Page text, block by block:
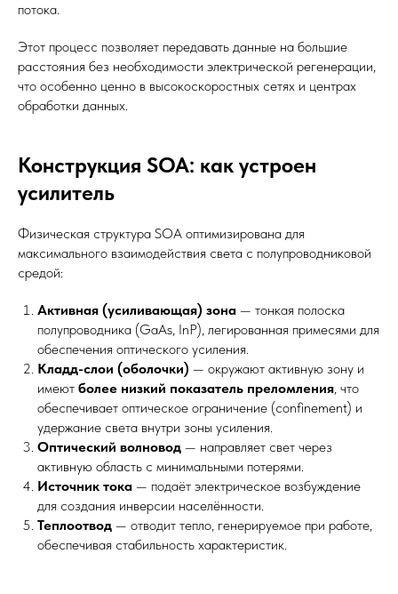
потока.
Этот процесс позволяет передавать данные на большие
расстояния без необходимости электрической регенерации,
что особенно ценно в высокоскоростных сетях и центрах
обработки данных.
Конструкция SOA: как устроен
усилитель
Физическая структура SOA оптимизирована для
максимального взаимодействия света с полупроводниковой
средой:
Активная (усиливающая) зона — тонкая полоска
полупроводника (GaAs, InP), легированная примесями для
обеспечения оптического усиления.
Кладд-слои (оболочки) — окружают активную зону и
имеют более низкий показатель преломления, что
обеспечивает оптическое ограничение (confinement) и
удержание света внутри зоны усиления.
Оптический волновод — направляет свет через
активную область с минимальными потерями.
Источник тока — подаёт электрическое возбуждение
для создания инверсии населённости.
Теплоотвод — отводит тепло, генерируемое при работе,
обеспечивая стабильность характеристик.